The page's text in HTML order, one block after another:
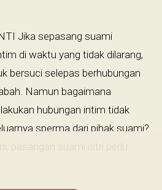
Jika sepasang suami
di waktu yang tidak dilarang,
bersuci selepas berhubungan
Namun bagaimana
hubungan intim tidak
sperma dari pihak suami?
pasangan suami istri perlu